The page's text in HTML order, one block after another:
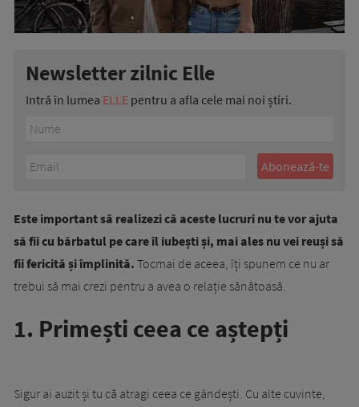
Newsletter zilnic Elle
Intră în lumea ELLE pentru a afla cele mai noi știri.
Este important să realizezi că aceste lucruri nu te vor ajuta
să fii cu bărbatul pe care îl iubești și, mai ales nu vei reuși să
fii fericită și împlinită. Tocmai de aceea, îți spunem ce nu ar
trebui să mai crezi pentru a avea o relație sănătoasă.
1. Primești ceea ce aștepți
Sigur ai auzit și tu că atragi ceea ce gândești. Cu alte cuvinte,